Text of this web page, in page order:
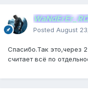
Posted August
Спасибо.Так это,через
считает всё по